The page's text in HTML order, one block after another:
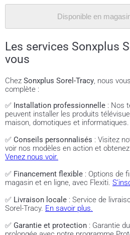
Disponible en
Les services Sonxplus
vous
Chez Sonxplus Sorel-Tracy, nous
complète :
✅ Installation professionnelle : Nos
peuvent installer les produits
maison, domotiques et informatiques.
✅ Conseils personnalisés : Visitez
voir nos modèles en action et
Venez nous voir.
✅ Financement flexible : Options de
magasin et en ligne, avec Flexiti.
✅ Livraison locale : Service de
Sorel-Tracy. En savoir plus.
✅ Garantie et protection : Garantie